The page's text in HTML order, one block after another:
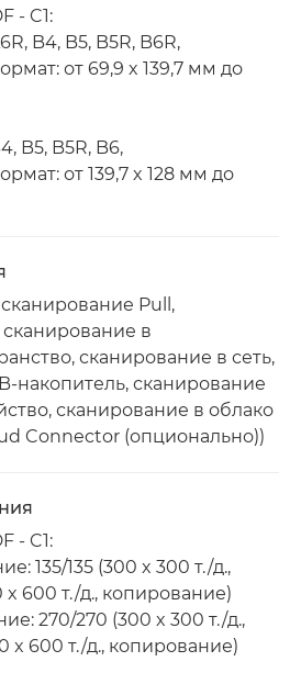
- C1:
B4, B5, B5R, B6R,
от 69,9 x 139,7 мм до
B5, B5R, B6,
от 139,7 x 128 мм до
Pull,
в
сканирование в сеть,
накопитель, сканирование
сканирование в облако
Connector (опционально))
- C1:
135/135 (300 x 300 т./д.,
600 т./д., копирование)
270/270 (300 x 300 т./д.,
x 600 т./д., копирование)